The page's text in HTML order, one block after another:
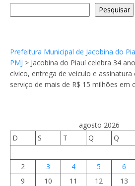
Pesquisar
Prefeitura Municipal de Jacobina do
PMJ > Jacobina do Piauí celebra 34
cívico, entrega de veículo e assinatura
serviço de mais de R$ 15 milhões em
agosto 2026
D
S T Q Q
2
3 4 5 6
9
10 11 12 13